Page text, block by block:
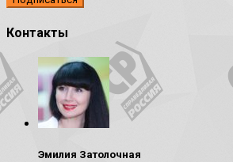
Контакты
Эмилия Затолочная